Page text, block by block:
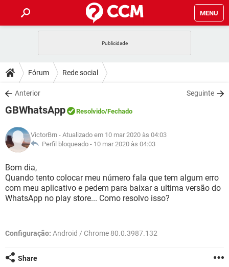
MENU
CELULAR
OUTLOOK
INSTAGRAM GMAIL
GUIA DE COMPRAS
DICAS
JOGOS
INSTAGRAM GMAIL
GUIA DE COMPRAS
DOWNLOADS
JOGOS WHATSAPP
CELULAR
OUTLOOK EXCEL
INSTAGRAM
GUIA DE COMPRAS
JOGOS WHATSAPP
CELULAR
OUTLOOK
INSTAGRAM GMAIL
GLOSSÁRIO
JOGOS
CELULAR FACEBOOK
OUTLOOK EXCEL
GUIA DE COMPRAS
Fórum Rede social
Anterior Seguinte
GBWhatsApp Resolvido/Fechado
VictorBrn - Atualizado em 10 mar 2020 às 04:03
Perfil bloqueado - 10 mar 2020 às 04:03
Bom dia,
Quando tento colocar meu número fala que tem algum erro
com meu aplicativo e pedem para baixar a ultima versão do
WhatsApp no play store... Como resolvo isso?
Configuração: Android / Chrome 80.0.3987.132
Share